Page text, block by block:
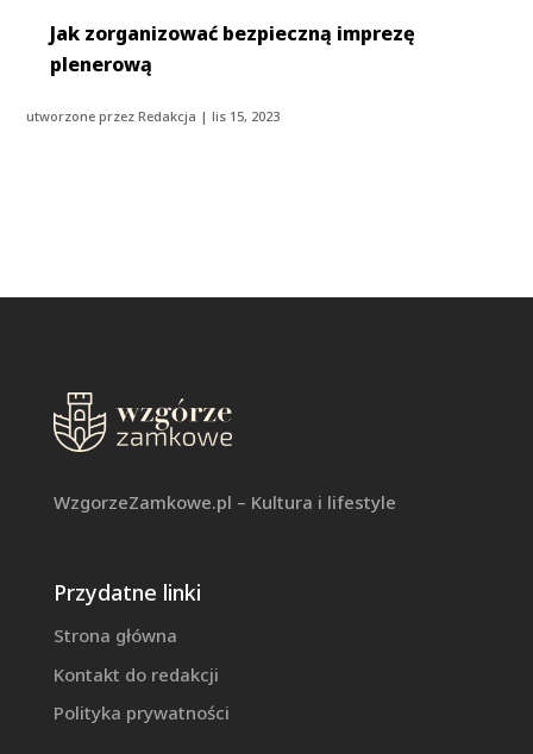
Jak zorganizować bezpieczną imprezę
plenerową
utworzone przezRedakcja |lis 15, 2023
WzgorzeZamkowe.pl – Kultura i lifestyle
Przydatne linki
Strona główna
Kontakt do redakcji
Polityka prywatności